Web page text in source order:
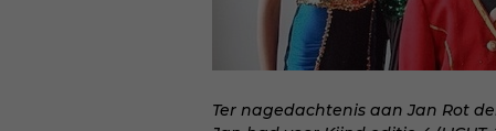
Ter nagedachtenis aan Jan Rot